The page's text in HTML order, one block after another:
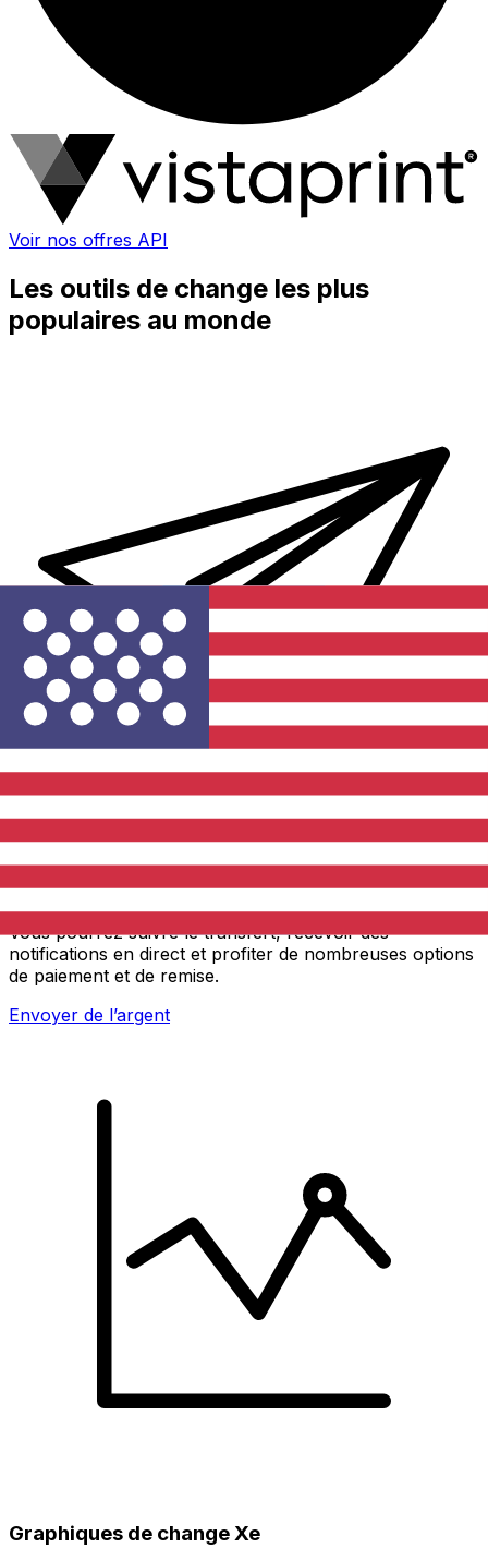
Voir nos offres API
Les outils de change les plus
populaires au monde
Transferts d'argent internationaux avec Xe
Envoyez de l'argent en ligne de façon sûre et rapide.
Vous pourrez suivre le transfert, recevoir des
notifications en direct et profiter de nombreuses options
de paiement et de remise.
Envoyer de l’argent
Graphiques de change Xe